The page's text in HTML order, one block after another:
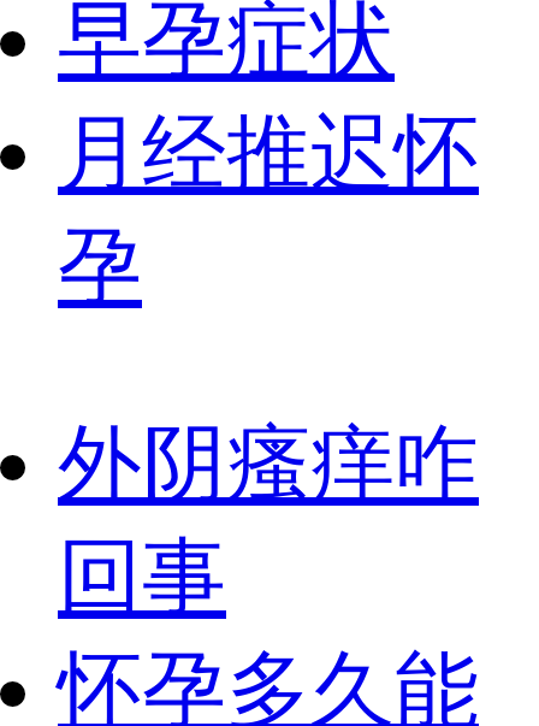
早孕症状
月经推迟怀
孕
外阴瘙痒咋
回事
怀孕多久能